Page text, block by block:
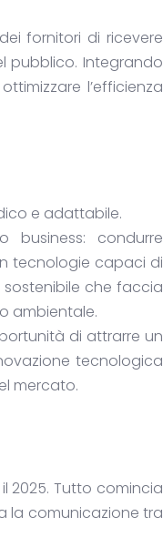
fornitori di ricevere
pubblico. Integrando
l’efficienza
e adattabile.
condurre
tecnologie capaci di
sostenibile che faccia
ambientale.
di attrarre un
tecnologica
mercato.
2025. Tutto comincia
la comunicazione tra